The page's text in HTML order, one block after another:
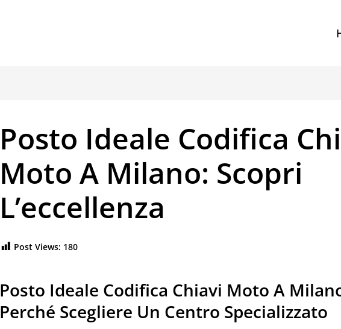
Posto Ideale Codifica
Moto A Milano: Scopri
L’eccellenza
Post Views: 180
Posto Ideale Codifica Chiavi Moto A
Perché Scegliere Un Centro Specializzato